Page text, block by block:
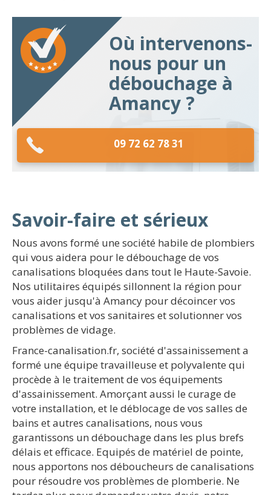
Où intervenons-
nous pour un
débouchage à
Amancy ?
09 72 62 78 31
Savoir-faire et sérieux
Nous avons formé une société habile de plombiers
qui vous aidera pour le débouchage de vos
canalisations bloquées dans tout le Haute-Savoie.
Nos utilitaires équipés sillonnent la région pour
vous aider jusqu'à Amancy pour décoincer vos
canalisations et vos sanitaires et solutionner vos
problèmes de vidage.
France-canalisation.fr, société d'assainissement a
formé une équipe travailleuse et polyvalente qui
procède à le traitement de vos équipements
d'assainissement. Amorçant aussi le curage de
votre installation, et le déblocage de vos salles de
bains et autres canalisations, nous vous
garantissons un débouchage dans les plus brefs
délais et efficace. Equipés de matériel de pointe,
nous apportons nos déboucheurs de canalisations
pour résoudre vos problèmes de plomberie. Ne